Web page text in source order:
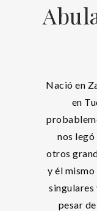
Nació en
en
nos
otros
y él mismo
singulares
pesar